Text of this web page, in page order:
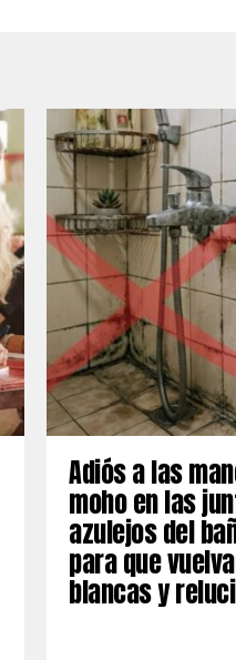
Adiós a las
moho en las
azulejos del
para que
blancas y